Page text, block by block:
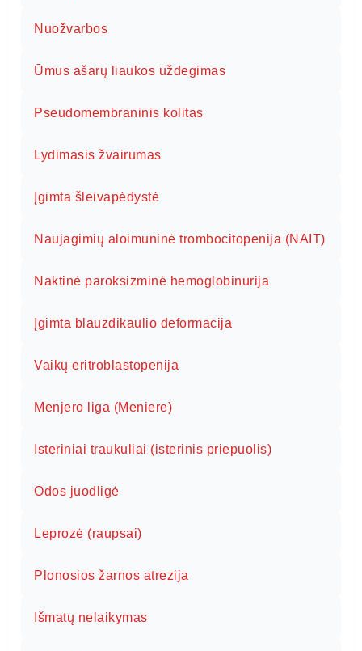
Nuožvarbos
Ūmus ašarų liaukos uždegimas
Pseudomembraninis kolitas
Lydimasis žvairumas
Įgimta šleivapėdystė
Naujagimių aloimuninė trombocitopenija (NAIT)
Naktinė paroksizminė hemoglobinurija
Įgimta blauzdikaulio deformacija
Vaikų eritroblastopenija
Menjero liga (Meniere)
Isteriniai traukuliai (isterinis priepuolis)
Odos juodligė
Leprozė (raupsai)
Plonosios žarnos atrezija
Išmatų nelaikymas